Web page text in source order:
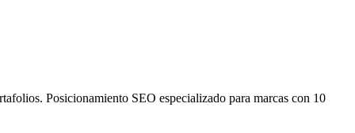
Posicionamiento SEO especializado para marcas con 10